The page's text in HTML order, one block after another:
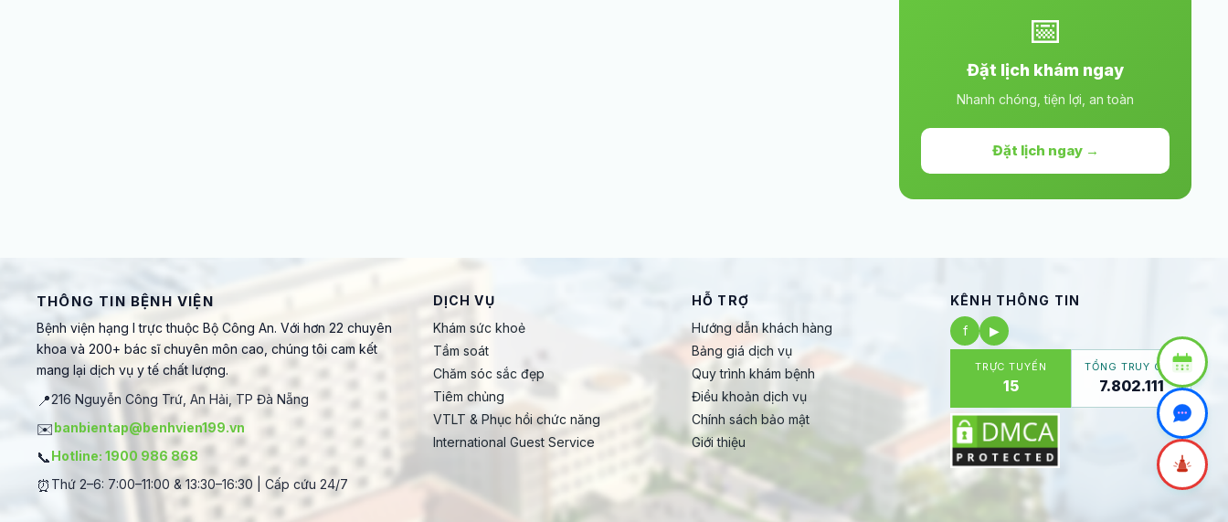
📅
Đặt lịch khám ngay
Nhanh chóng, tiện lợi, an toàn
Đặt lịch ngay →
THÔNG TIN BỆNH VIỆN
Bệnh viện hạng I trực thuộc Bộ Công An. Với hơn 22 chuyên
khoa và 200+ bác sĩ chuyên môn cao, chúng tôi cam kết
mang lại dịch vụ y tế chất lượng.
📍216 Nguyễn Công Trứ, An Hải, TP Đà Nẵng
✉️banbientap@benhvien199.vn
📞Hotline: 1900 986 868
⏰ Thứ 2–6: 7:00–11:00 & 13:30–16:30 | Cấp cứu 24/7
DỊCH VỤ
Khám sức khoẻ
Tầm soát
Chăm sóc sắc đẹp
Tiêm chủng
VTLT & Phục hồi chức năng
International Guest Service
HỖ TRỢ
Hướng dẫn khách hàng
Bảng giá dịch vụ
Quy trình khám bệnh
Điều khoản dịch vụ
Chính sách bảo mật
Giới thiệu
KÊNH THÔNG TIN
f
▶
TRỰC TUYẾN
15
TỔNG TRUY CẬP
7.802.111